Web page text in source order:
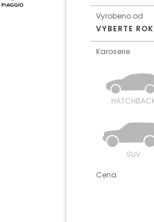
Vyrobeno od
VYBERTE ROK
Karoserie
SUV
Cena